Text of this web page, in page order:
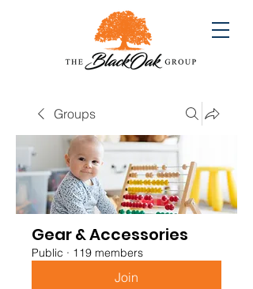
Groups
Gear & Accessories
Public · 119 members
Join